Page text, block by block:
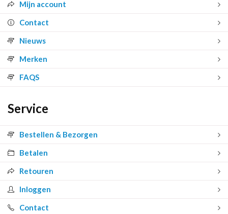
Mijn account
Contact
Nieuws
Merken
FAQS
Service
Bestellen & Bezorgen
Betalen
Retouren
Inloggen
Contact